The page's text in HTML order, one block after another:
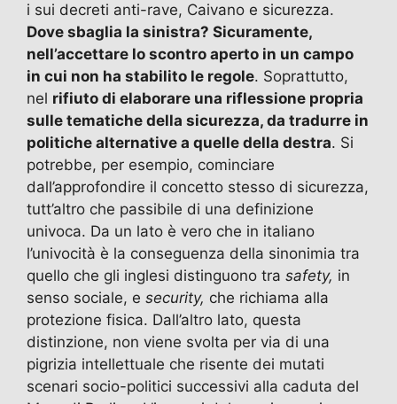
i sui decreti anti-rave, Caivano e sicurezza.
Dove sbaglia la sinistra? Sicuramente,
nell’accettare lo scontro aperto in un campo
in cui non ha stabilito le regole. Soprattutto,
nel rifiuto di elaborare una riflessione propria
sulle tematiche della sicurezza, da tradurre in
politiche alternative a quelle della destra. Si
potrebbe, per esempio, cominciare
dall’approfondire il concetto stesso di sicurezza,
tutt’altro che passibile di una definizione
univoca. Da un lato è vero che in italiano
l’univocità è la conseguenza della sinonimia tra
quello che gli inglesi distinguono tra safety, in
senso sociale, e security, che richiama alla
protezione fisica. Dall’altro lato, questa
distinzione, non viene svolta per via di una
pigrizia intellettuale che risente dei mutati
scenari socio-politici successivi alla caduta del